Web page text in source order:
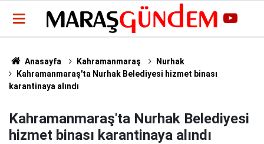
Anasayfa Kahramanmaraş
Nurhak
Kahramanmaraş'ta Nurhak Belediyesi hizmet binası
karantinaya alındı
Kahramanmaraş'ta Nurhak Belediyesi
hizmet binası karantinaya alındı